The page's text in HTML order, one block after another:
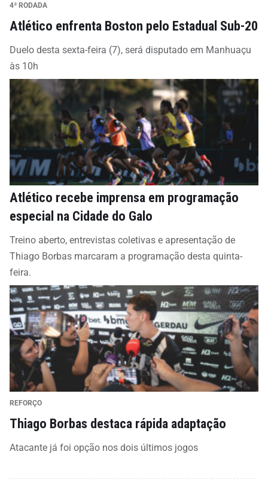
4ª RODADA
Atlético enfrenta Boston pelo Estadual Sub-20
Duelo desta sexta-feira (7), será disputado em Manhuaçu
às 10h
Atlético recebe imprensa em programação
especial na Cidade do Galo
Treino aberto, entrevistas coletivas e apresentação de
Thiago Borbas marcaram a programação desta quinta-
feira.
REFORÇO
Thiago Borbas destaca rápida adaptação
Atacante já foi opção nos dois últimos jogos